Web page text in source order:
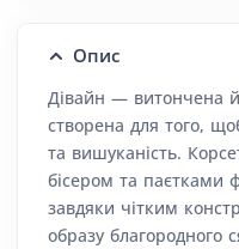
Опис
Дівайн — витончена
створена для того,
та вишуканість.
бісером та паєтками
завдяки чітким
образу благородного